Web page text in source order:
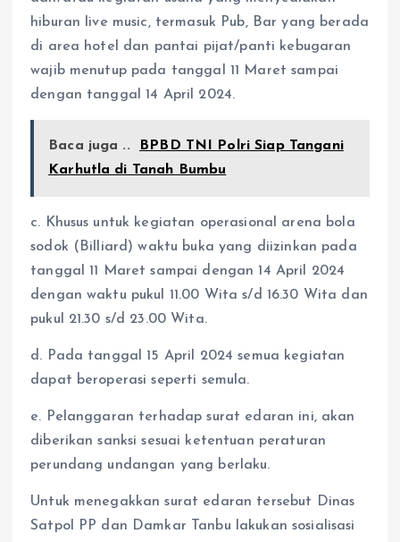
hiburan live music, termasuk Pub, Bar yang berada
di area hotel dan pantai pijat/panti kebugaran
wajib menutup pada tanggal 11 Maret sampai
dengan tanggal 14 April 2024.
Baca juga ..
BPBD TNI Polri Siap Tangani
Karhutla di Tanah Bumbu
c. Khusus untuk kegiatan operasional arena bola
sodok (Billiard) waktu buka yang diizinkan pada
tanggal 11 Maret sampai dengan 14 April 2024
dengan waktu pukul 11.00 Wita s/d 16.30 Wita dan
pukul 21.30 s/d 23.00 Wita.
d. Pada tanggal 15 April 2024 semua kegiatan
dapat beroperasi seperti semula.
e. Pelanggaran terhadap surat edaran ini, akan
diberikan sanksi sesuai ketentuan peraturan
perundang undangan yang berlaku.
Untuk menegakkan surat edaran tersebut Dinas
Satpol PP dan Damkar Tanbu lakukan sosialisasi